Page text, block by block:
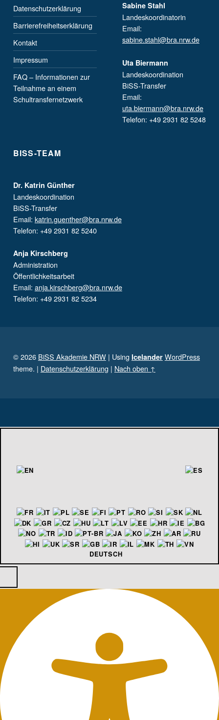
Datenschutzerklärung
Barrierefreiheitserklärung
Kontakt
Impressum
FAQ – Informationen zur
Teilnahme an einem
Schultransfernetzwerk
Sabine Stahl
Landeskoordinatorin
Email:
sabine.stahl@bra.nrw.de
Uta Biermann
Landeskoordination
BiSS-Transfer
Email:
uta.biermann@bra.nrw.de
Telefon: +49 2931 82 5248
BISS-TEAM
Dr. Katrin Günther
Landeskoordination
BiSS-Transfer
Email: katrin.guenther@bra.nrw.de
Telefon: +49 2931 82 5240
Anja Kirschberg
Administration
Öffentlichkeitsarbeit
Email: anja.kirschberg@bra.nrw.de
Telefon: +49 2931 82 5234
© 2026 BiSS Akademie NRW | Using Icelander WordPress
theme. | Datenschutzerklärung | Nach oben ↑
DEUTSCH